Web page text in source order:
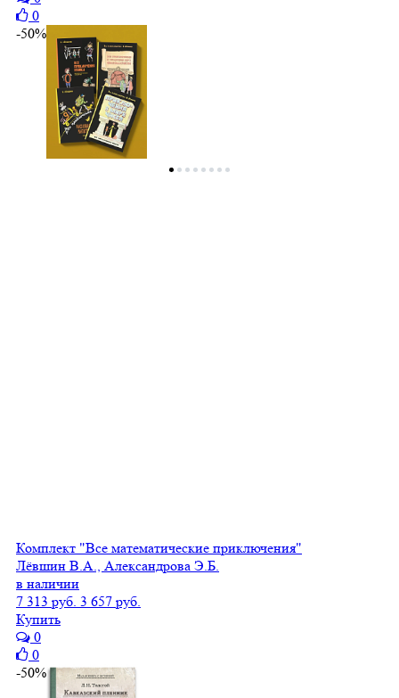
0
-50%
Комплект "Все математические приключения"
Лёвшин В.А., Александрова Э.Б.
в наличии
7 313 руб. 3 657 руб.
Купить
0
0
-50%